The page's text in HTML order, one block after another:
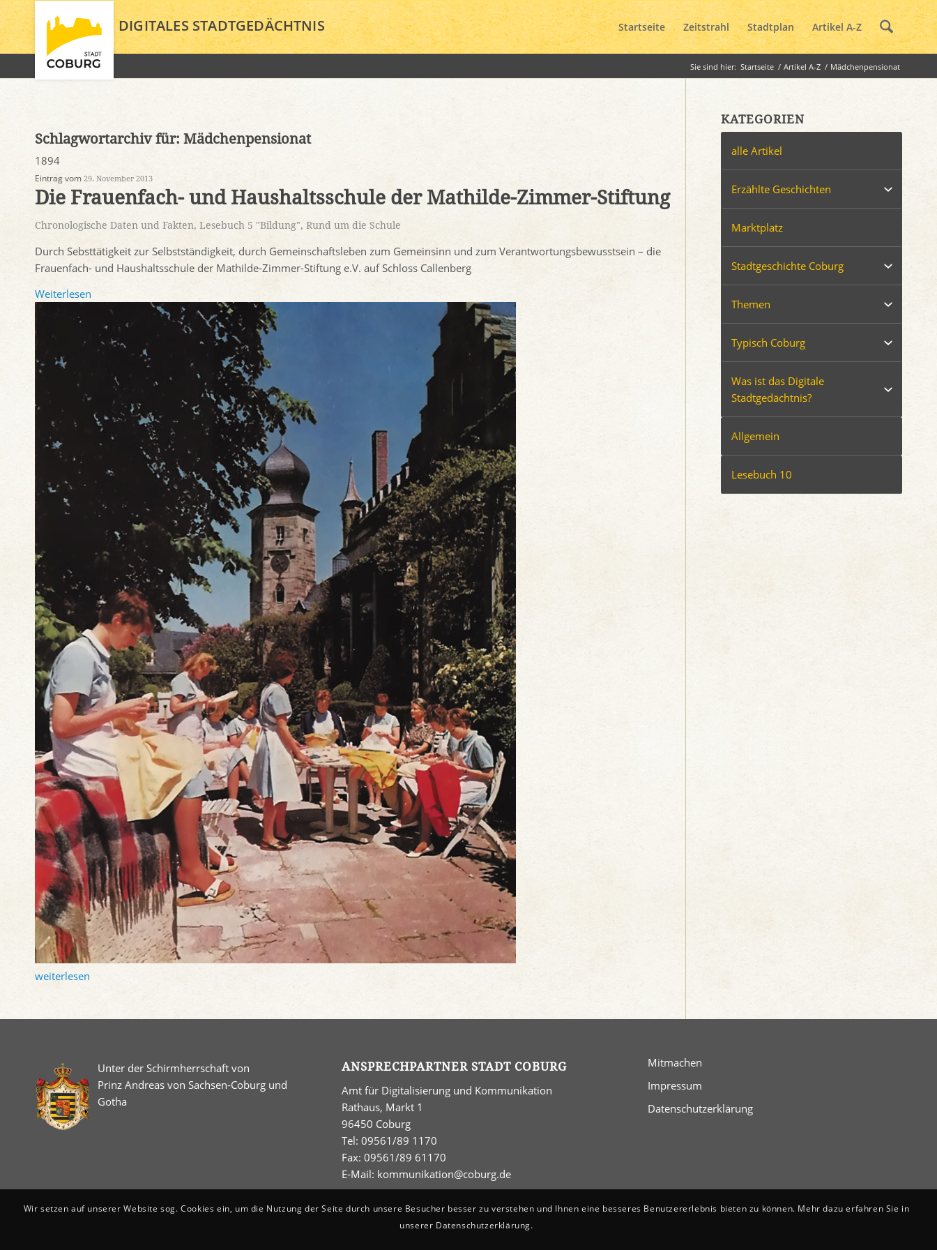
DIGITALES STADTGEDÄCHTNIS Startseite Zeitstrahl Stadtplan Artikel A-Z
Sie sind hier: Startseite / Artikel A-Z / Mädchenpensionat
Schlagwortarchiv für: Mädchenpensionat
1894
Eintrag vom 29. November 2013
Die Frauenfach- und Haushaltsschule der Mathilde-Zimmer-Stiftung
Chronologische Daten und Fakten, Lesebuch 5 "Bildung", Rund um die Schule
Durch Sebsttätigkeit zur Selbstständigkeit, durch Gemeinschaftsleben zum Gemeinsinn und zum Verantwortungsbewusstsein – die
Frauenfach- und Haushaltsschule der Mathilde-Zimmer-Stiftung e.V. auf Schloss Callenberg
Weiterlesen
weiterlesen
KATEGORIEN
alle Artikel
Erzählte Geschichten
Marktplatz
Stadtgeschichte Coburg
Themen
Typisch Coburg
Was ist das Digitale
Stadtgedächtnis?
Allgemein
Lesebuch 10
Unter der Schirmherrschaft von
Prinz Andreas von Sachsen-Coburg und
Gotha
ANSPRECHPARTNER STADT COBURG
Amt für Digitalisierung und Kommunikation
Rathaus, Markt 1
96450 Coburg
Tel: 09561/89 1170
Fax: 09561/89 61170
E-Mail: kommunikation@coburg.de
Mitmachen
Impressum
Datenschutzerklärung
Wir setzen auf unserer Website sog. Cookies ein, um die Nutzung der Seite durch unsere Besucher besser zu verstehen und Ihnen eine besseres Benutzererlebnis bieten zu können. Mehr dazu erfahren Sie in
unserer Datenschutzerklärung.